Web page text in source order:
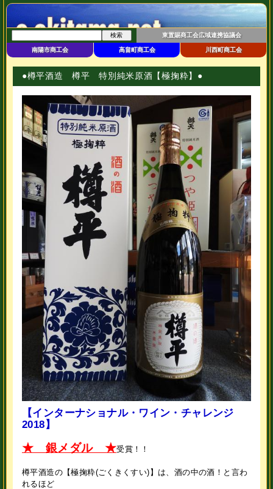
南陽市商工会 高畠町商工会 川西町商工会
東置賜商工会広域連携協議会
●樽平酒造 樽平 特別純米原酒【極掬粋】●
【インターナショナル・ワイン・チャレンジ
2018】
★ 銀メダル ★受賞！！
樽平酒造の【極掬粋(ごくきくすい)】は、酒の中の酒！と言わ
れるほど